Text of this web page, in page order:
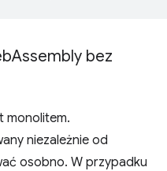
Assembly bez
monolitem.
niezależnie od
osobno. W przypadku